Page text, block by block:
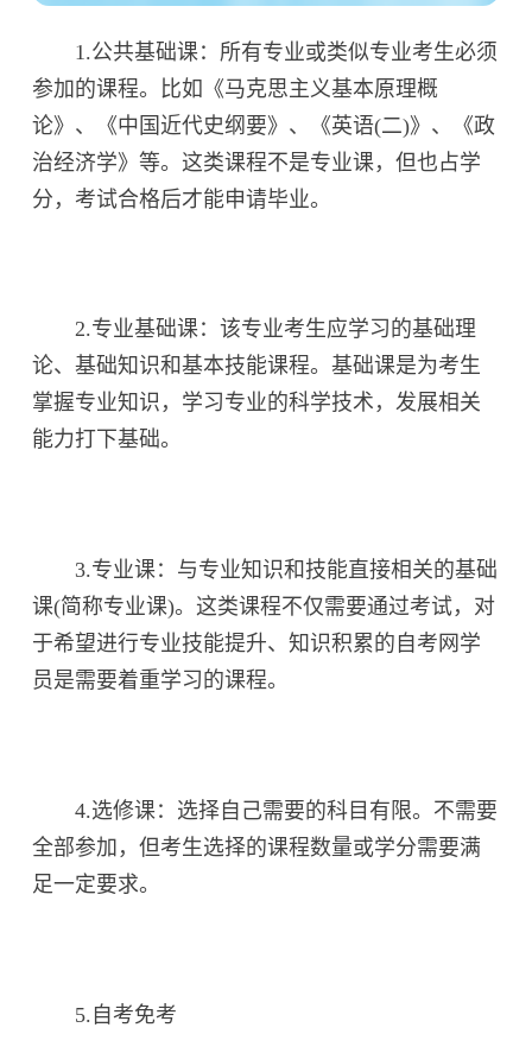
1.公共基础课：所有专业或类似专业考生必须
参加的课程。比如《马克思主义基本原理概
论》、《中国近代史纲要》、《英语(二)》、《政
治经济学》等。这类课程不是专业课，但也占学
分，考试合格后才能申请毕业。
2.专业基础课：该专业考生应学习的基础理
论、基础知识和基本技能课程。基础课是为考生
掌握专业知识，学习专业的科学技术，发展相关
能力打下基础。
3.专业课：与专业知识和技能直接相关的基础
课(简称专业课)。这类课程不仅需要通过考试，对
于希望进行专业技能提升、知识积累的自考网学
员是需要着重学习的课程。
4.选修课：选择自己需要的科目有限。不需要
全部参加，但考生选择的课程数量或学分需要满
足一定要求。
5.自考免考